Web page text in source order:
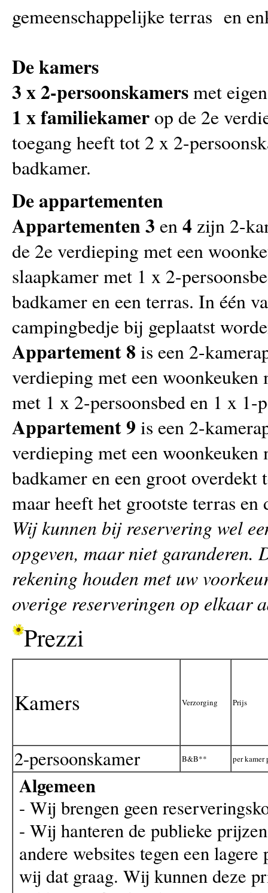
gemeenschappelijke terras en
De kamers
3 x 2-persoonskamersmet
1 x familiekamer op de 2e
toegang heeft tot 2 x 2-
badkamer.
De appartementen
Appartementen 3 en4 zijn 2-
de 2e verdieping met een
slaapkamer met 1 x 2-
badkamer en een terras. In één
campingbedje bij geplaatst
Appartement 8 is een 2-
verdieping met een woonkeuken
met 1 x 2-persoonsbed en 1 x 1-
Appartement 9 is een 2-
verdieping met een
badkamer en een groot
maar heeft het grootste terras
Wij kunnen bij reservering wel
opgeven, maar niet garanderen.
rekening houden met uw
overige reserveringen op elkaar
Prezzi
Kamers Verzorging Prijs
2-persoonskamer B&B** per kamer
Algemeen
- Wij brengen geen
- Wij hanteren de publieke
andere websites tegen een
wij dat graag. Wij kunnen deze